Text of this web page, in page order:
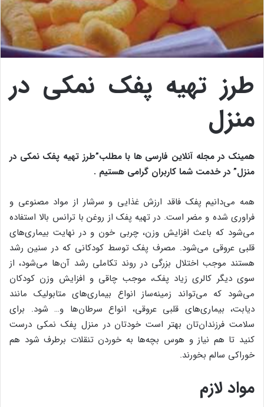
طرز تهیه پفک نمکی در
منزل
همینک در مجله آنلاین فارسی ها با مطلب”طرز تهیه پفک نمکی در
منزل” در خدمت شما کاربران گرامی هستیم .
همه می‌دانیم پفک فاقد ارزش غذایی و سرشار از مواد مصنوعی و
فراوری شده و مضر است. در تهیه پفک از روغن با ترانس بالا استفاده
می‌شود که باعث افزایش وزن، چربی خون و در نهایت بیماری‌های
قلبی عروقی می‌شود. مصرف پفک توسط کودکانی که در سنین رشد
هستند موجب اختلال بزرگی در روند تکاملی رشد آن‌ها می‌شود، از
سوی دیگر کالری زیاد پفک، موجب چاقی و افزایش وزن کودکان
می‌شود که می‌تواند زمینه‌ساز انواع بیماری‌های متابولیک مانند
دیابت، بیماری‌های قلبی عروقی، انواع سرطان‌ها و… شود. برای
سلامت فرزندان‌تان بهتر است خودتان در منزل پفک نمکی درست
کنید تا هم نیاز و هوس بچه‌ها به خوردن تنقلات برطرف شود هم
خوراکی سالم بخورند.
مواد لازم